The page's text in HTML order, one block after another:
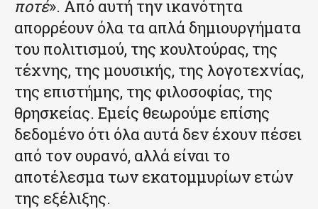
ποτέ». Από αυτή την ικανότητα
απορρέουν όλα τα απλά δημιουργήματα
του πολιτισμού, της κουλτούρας, της
τέχνης, της μουσικής, της λογοτεχνίας,
της επιστήμης, της φιλοσοφίας, της
θρησκείας. Εμείς θεωρούμε επίσης
δεδομένο ότι όλα αυτά δεν έχουν πέσει
από τον ουρανό, αλλά είναι το
αποτέλεσμα των εκατομμυρίων ετών
της εξέλιξης.